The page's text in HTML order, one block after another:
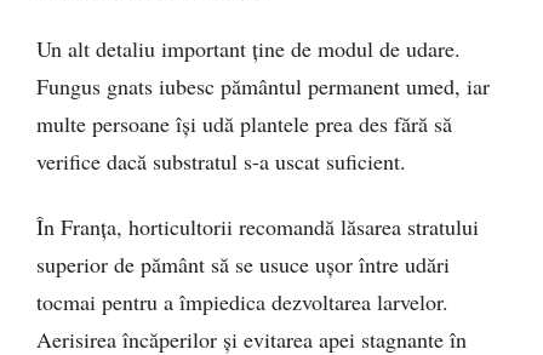
Un alt detaliu important ține de modul de udare.
Fungus gnats iubesc pământul permanent umed, iar
multe persoane își udă plantele prea des fără să
verifice dacă substratul s-a uscat suficient.
În Franța, horticultorii recomandă lăsarea stratului
superior de pământ să se usuce ușor între udări
tocmai pentru a împiedica dezvoltarea larvelor.
Aerisirea încăperilor și evitarea apei stagnante în